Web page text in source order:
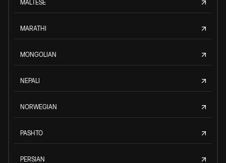
MALTESE
MARATHI
MONGOLIAN
NEPALI
NORWEGIAN
PASHTO
PERSIAN